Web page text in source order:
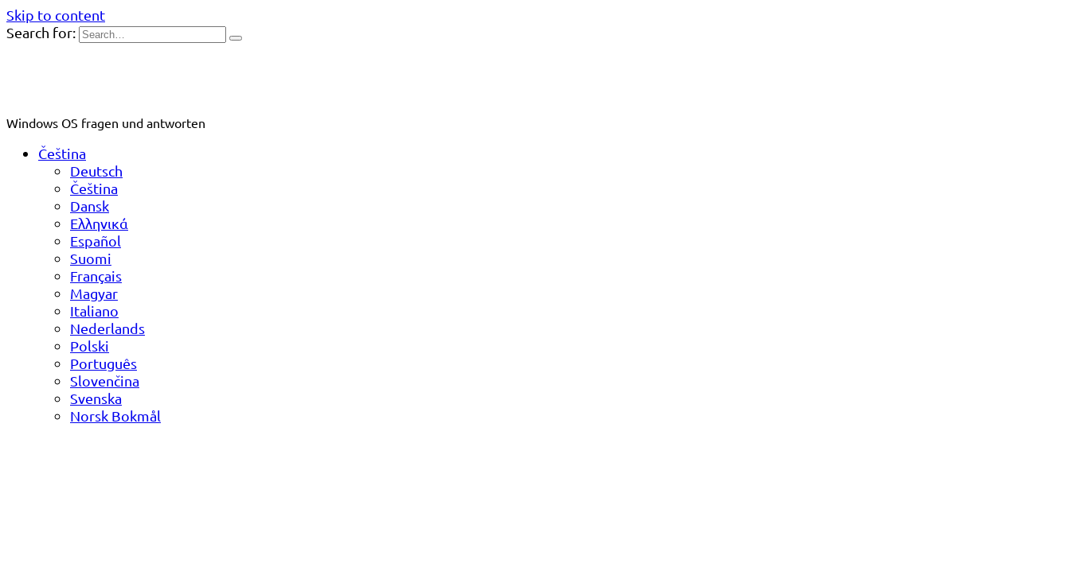
Skip to content
Search for:
Windows OS fragen und antworten
Čeština
Deutsch
Čeština
Dansk
Ελληνικά
Español
Suomi
Français
Magyar
Italiano
Nederlands
Polski
Português
Slovenčina
Svenska
Norsk Bokmål